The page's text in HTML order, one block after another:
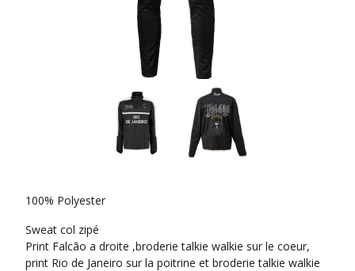
100% Polyester
Sweat col zipé
Print Falcão a droite ,broderie talkie walkie sur le coeur,
print Rio de Janeiro sur la poitrine et broderie talkie walkie